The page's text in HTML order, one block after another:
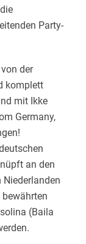
Party-
der
komplett
mit Ikke
Germany,
an den
(Baila